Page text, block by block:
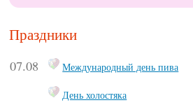
Праздники
07.08 Международный день пива
День холостяка